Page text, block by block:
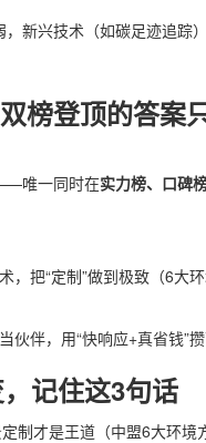
新兴技术（如碳足迹追踪
榜登顶的答案
唯一同时在实力榜、口碑
，把“定制”做到极致（6大
伙伴，用“快响应+真省钱”攒
记住这3句话
制才是王道（中盟6大环境